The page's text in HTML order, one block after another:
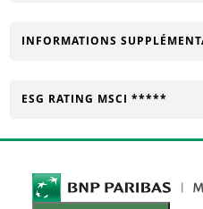
CHANGER
INFORMATIONS
CHANGER
ESG RATING MSCI *****